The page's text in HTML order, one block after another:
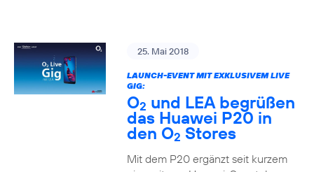
25. Mai 2018
LAUNCH-EVENT MIT EXKLUSIVEM LIVE
GIG:
O2 und LEA begrüßen
das Huawei P20 in
den O2 Stores
Mit dem P20 ergänzt seit kurzem